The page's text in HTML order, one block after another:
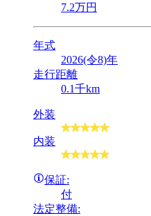
7.2万円
年式
2026(令8)年
走行距離
0.1千km
外装
内装
保証:
付
法定整備: